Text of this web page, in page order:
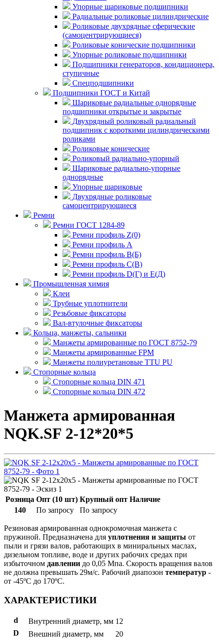
Упорные шариковые подшипники
Радиальные роликовые цилиндрические
Роликовые двухрядные сферические
(самоцентрирующиеся)
Роликовые конические подшипники
Упорные роликовые подшипники
Подшипники генераторов, кондиционера,
ступичные
Спецподшипники
Подшипники ГОСТ и Китай
Шариковые радиальные однорядные
подшипники открытые и закрытые
Двухрядный роликовый радиальный
подшипник с короткими цилиндрическими
роликами
Роликовые конические
Роликовый радиально-упорный
Шариковые радиально-упорные
однорядные
Упорные шариковые
Двухрядные роликовые
самоцентрирующиеся
Ремни
Ремни ГОСТ 1284-89
Ремни профиль Z(0)
Ремни профиль А
Ремни профиль В(Б)
Ремни профиль С(В)
Ремни профиль D(Г) и E(Д)
Промышленная химия
Клеи
Трубные уплотнители
Резьбовые фиксаторы
Вал-втулочные фиксаторы
Кольца, манжеты, сальники
Манжеты армированные по ГОСТ 8752-79
Манжеты армированные FPM
Манжеты полиуретановые TTU PU
Стопорные кольца
Стопорные кольца DIN 471
Стопорные кольца DIN 472
Манжета армированная
NQK.SF 2-12*20*5
Розница Опт (10 шт) Крупный опт Наличие
140
По запросу По запросу
Резиновая армированная однокромочная манжета с
пружиной. Предназначена для уплотнения и защиты от
пыли и грязи валов, работающих в миниральных маслах,
дизельном топливе, воде и других рабочих средах при
избыточном давлении до 0,05 Мпа. Скорость вращения валов
не должна превышать 29м/с. Рабочий диапозон температур -
от -45ºС до 170ºС.
ХАРАКТЕРИСТИКИ
d Внутренний диаметр, мм 12
D
Внешний диаметр, мм
20